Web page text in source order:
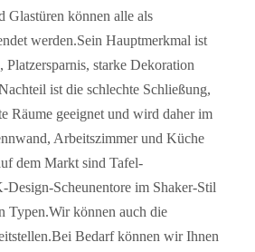
Glastüren können alle als
werden.Sein Hauptmerkmal ist
Platzersparnis, starke Dekoration
ist die schlechte Schließung,
Räume geeignet und wird daher im
Arbeitszimmer und Küche
dem Markt sind Tafel-
Design-Scheunentore im Shaker-Stil
Typen.Wir können auch die
Bedarf können wir Ihnen